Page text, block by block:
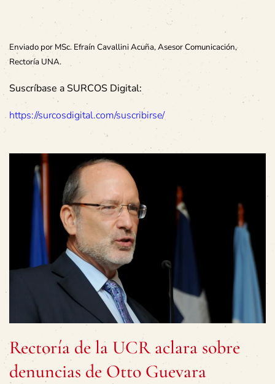
Enviado por MSc. Efraín Cavallini Acuña, Asesor Comunicación,
Rectoría UNA.
Suscríbase a SURCOS Digital:
https://surcosdigital.com/suscribirse/
Rectoría de la UCR aclara sobre
denuncias de Otto Guevara